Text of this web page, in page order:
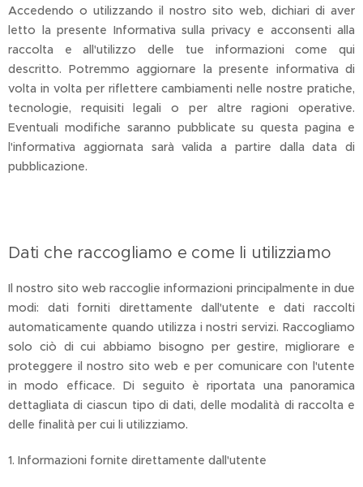
Accedendo o utilizzando il nostro sito web, dichiari di aver
letto la presente Informativa sulla privacy e acconsenti alla
raccolta e all'utilizzo delle tue informazioni come qui
descritto. Potremmo aggiornare la presente informativa di
volta in volta per riflettere cambiamenti nelle nostre pratiche,
tecnologie, requisiti legali o per altre ragioni operative.
Eventuali modifiche saranno pubblicate su questa pagina e
l'informativa aggiornata sarà valida a partire dalla data di
pubblicazione.
Dati che raccogliamo e come li utilizziamo
Il nostro sito web raccoglie informazioni principalmente in due
modi: dati forniti direttamente dall'utente e dati raccolti
automaticamente quando utilizza i nostri servizi. Raccogliamo
solo ciò di cui abbiamo bisogno per gestire, migliorare e
proteggere il nostro sito web e per comunicare con l'utente
in modo efficace. Di seguito è riportata una panoramica
dettagliata di ciascun tipo di dati, delle modalità di raccolta e
delle finalità per cui li utilizziamo.
1. Informazioni fornite direttamente dall'utente